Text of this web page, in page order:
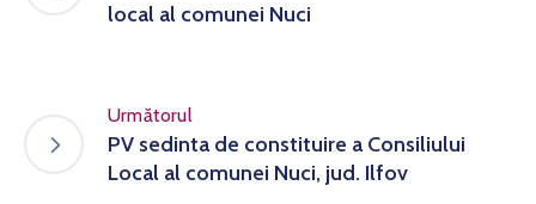
local al comunei Nuci
Următorul
PV sedinta de constituire a Consiliului
Local al comunei Nuci, jud. Ilfov